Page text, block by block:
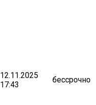
12.11.2025
17:43
бессрочно